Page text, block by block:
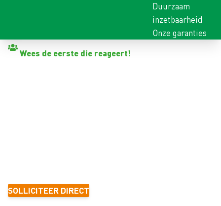
Duurzaam
inzetbaarheid
Onze garanties
Wees de eerste die reageert!
SOLLICITEER DIRECT